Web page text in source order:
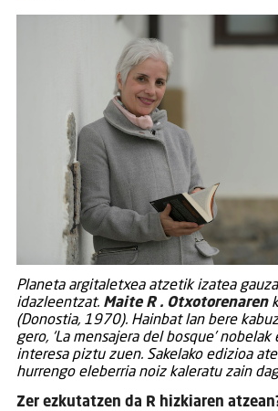
Planeta argitaletxea atzetik izatea
idazleentzat. Maite R . Otxotorenaren
(Donostia, 1970). Hainbat lan bere
gero, ‘La mensajera del bosque’
interesa piztu zuen. Sakelako edizioa
hurrengo eleberria noiz kaleratu zain
Zer ezkutatzen da R hizkiaren